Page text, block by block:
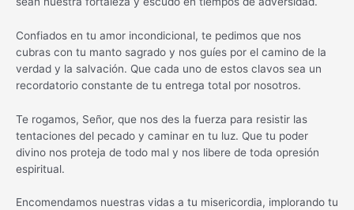
Confiados en tu amor incondicional, te pedimos que nos
cubras con tu manto sagrado y nos guíes por el camino de la
verdad y la salvación. Que cada uno de estos clavos sea un
recordatorio constante de tu entrega total por nosotros.
Te rogamos, Señor, que nos des la fuerza para resistir las
tentaciones del pecado y caminar en tu luz. Que tu poder
divino nos proteja de todo mal y nos libere de toda opresión
espiritual.
Encomendamos nuestras vidas a tu misericordia, implorando tu